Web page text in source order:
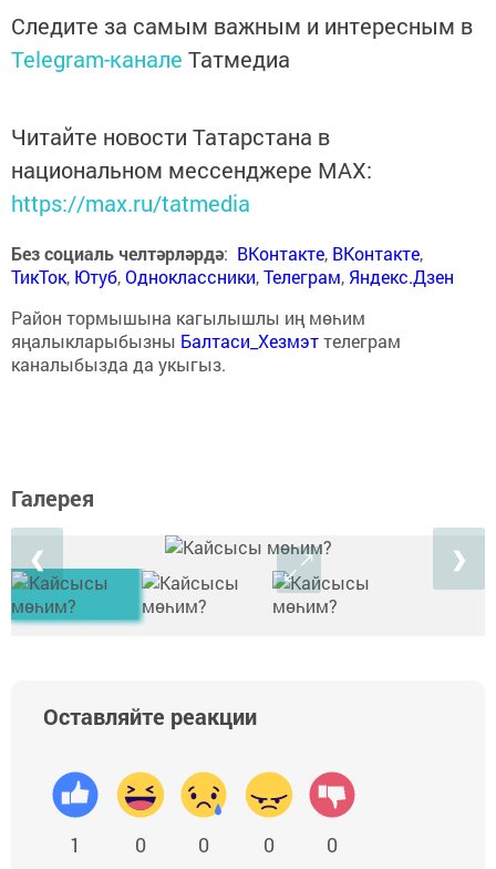
Следите за самым важным и интересным в
Telegram-канале Татмедиа
Читайте новости Татарстана в
национальном мессенджере MАХ:
https://max.ru/tatmedia
Без социаль челтәрләрдә: ВКонтакте, ВКонтакте,
ТикТок, Ютуб,Одноклассники,Телеграм, Яндекс.Дзен
Район тормышына кагылышлы иң мөһим
яңалыкларыбызны Балтаси_Хезмэттелеграм
каналыбызда да укыгыз.
Галерея
❮ ❯
Оставляйте реакции
1 0 0 0 0